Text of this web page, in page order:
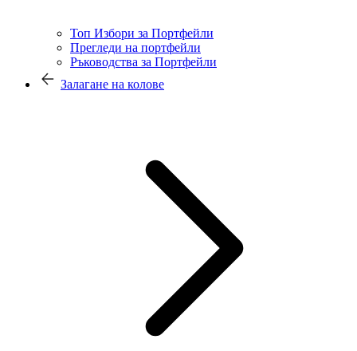
Топ Избори за Портфейли
Прегледи на портфейли
Ръководства за Портфейли
Залагане на колове